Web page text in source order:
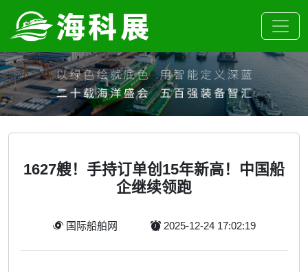
1627艘！手持订单创15年新高！中国船
企继续领跑
国际船舶网 2025-12-24 17:02:19